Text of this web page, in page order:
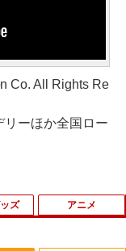
Co. All Rights Re
ーほか全国ロー
ズ アニメ